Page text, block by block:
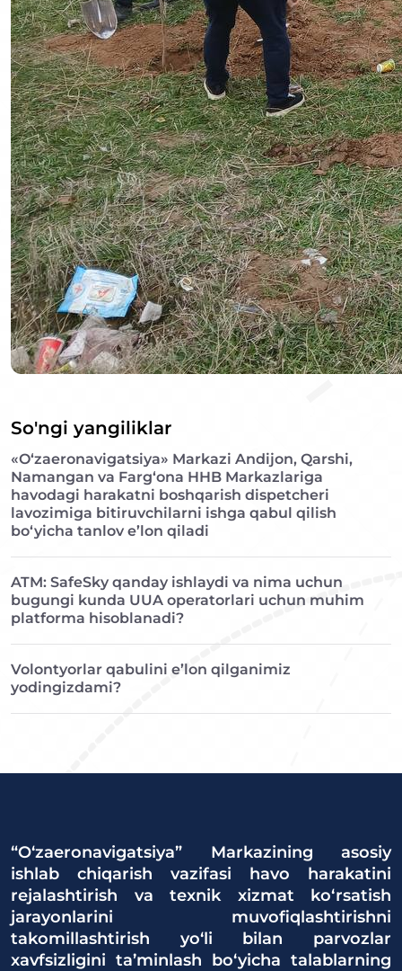
So'ngi yangiliklar
«O‘zaeronavigatsiya» Markazi Andijon, Qarshi,
Namangan va Farg‘ona HHB Markazlariga
havodagi harakatni boshqarish dispetcheri
lavozimiga bitiruvchilarni ishga qabul qilish
bo‘yicha tanlov e’lon qiladi
ATM: SafeSky qanday ishlaydi va nima uchun
bugungi kunda UUA operatorlari uchun muhim
platforma hisoblanadi?
Volontyorlar qabulini e’lon qilganimiz
yodingizdami?
“O‘zaeronavigatsiya” Markazining asosiy
ishlab chiqarish vazifasi havo harakatini
rejalashtirish va texnik xizmat ko‘rsatish
jarayonlarini muvofiqlashtirishni
takomillashtirish yo‘li bilan parvozlar
xavfsizligini ta’minlash bo‘yicha talablarning